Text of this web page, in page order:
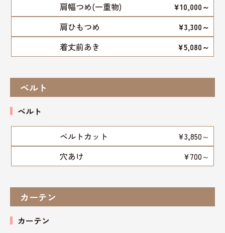
肩幅つめ(一重物) ¥10,000～
肩ひもつめ ¥3,300～
着丈前あき ¥5,080～
ベルト
ベルト
ベルトカット ¥3,850～
穴あけ ¥700～
カーテン
カーテン